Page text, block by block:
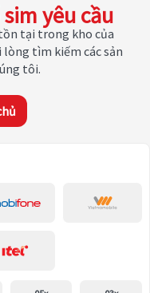
yêu cầu
tại trong kho của
lòng tìm kiếm các sản
tôi.